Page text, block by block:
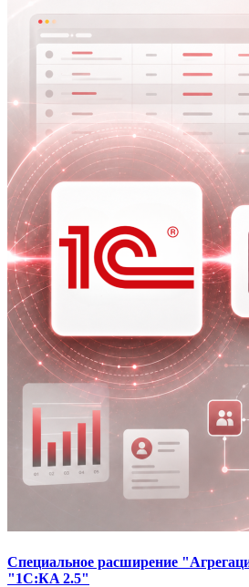
Специальное расширение
"1С:КA 2.5"